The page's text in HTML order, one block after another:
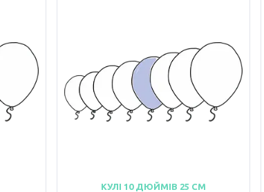
КУЛІ 10 ДЮЙМІВ 25 СМ